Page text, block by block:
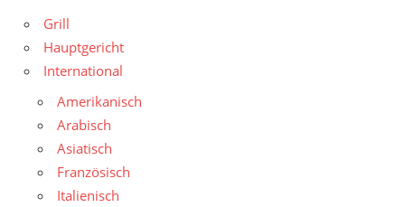
Grill
Hauptgericht
International
Amerikanisch
Arabisch
Asiatisch
Französisch
Italienisch